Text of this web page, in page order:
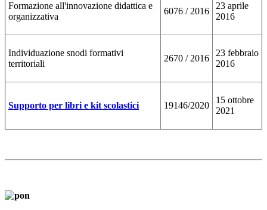
Formazione all'innovazione didattica e
organizzativa
6076 / 2016
23 aprile
2016
Individuazione snodi formativi
territoriali
2670 / 2016
23 febbraio
2016
Supporto per libri e kit scolastici 19146/2020
15 ottobre
2021